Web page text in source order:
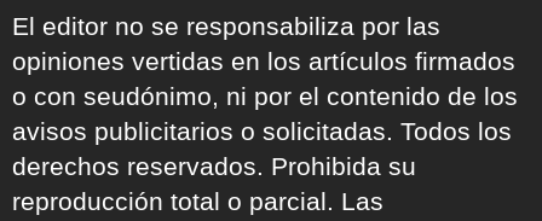
El editor no se responsabiliza por las
opiniones vertidas en los artículos firmados
o con seudónimo, ni por el contenido de los
avisos publicitarios o solicitadas. Todos los
derechos reservados. Prohibida su
reproducción total o parcial. Las